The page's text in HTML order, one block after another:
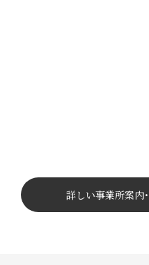
詳しい事業所案内･